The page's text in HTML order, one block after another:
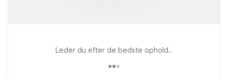
Leder du efter de bedste ophold..